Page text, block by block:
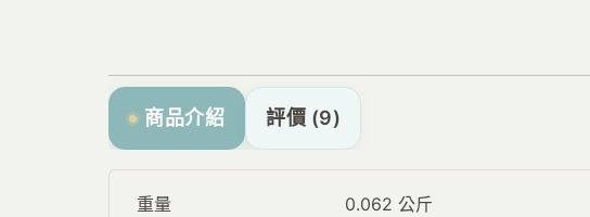
商品介紹 評價 (9)
重量 0.062 公斤